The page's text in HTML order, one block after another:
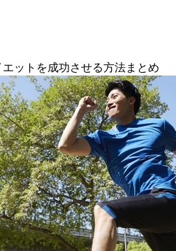
ットを成功させる方法まとめ